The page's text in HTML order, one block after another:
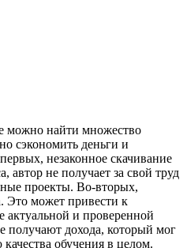
можно найти множество
сэкономить деньги и
незаконное скачивание
автор не получает за свой труд
проекты. Во-вторых,
Это может привести к
и проверенной
получают дохода, который мог
обучения в целом.